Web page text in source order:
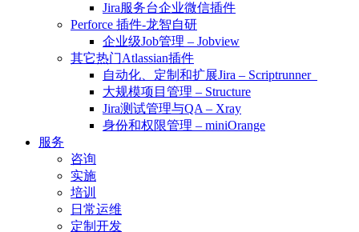
Jira服务台企业微信插件
Perforce 插件-龙智自研
企业级Job管理 – Jobview
其它热门Atlassian插件
自动化、定制和扩展Jira – Scriptrunner
大规模项目管理 – Structure
Jira测试管理与QA – Xray
身份和权限管理 – miniOrange
服务
咨询
实施
培训
日常运维
定制开发